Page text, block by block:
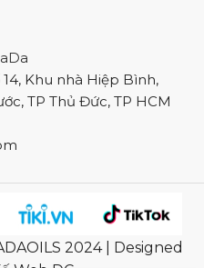
14, Khu nhà Hiệp Bình,
TP Thủ Đức, TP HCM
2024 | Designed